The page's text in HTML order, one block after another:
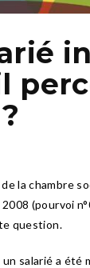
la chambre
(pourvoi
question.
salarié a été